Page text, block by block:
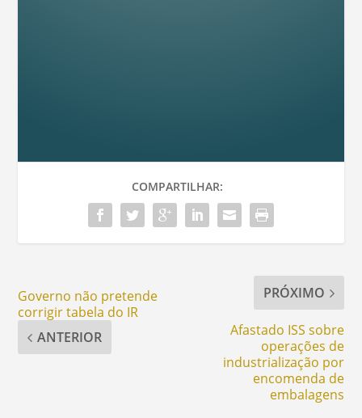
COMPARTILHAR:
Governo não pretende
corrigir tabela do IR
ANTERIOR
PRÓXIMO
Afastado ISS sobre
operações de
industrialização por
encomenda de
embalagens